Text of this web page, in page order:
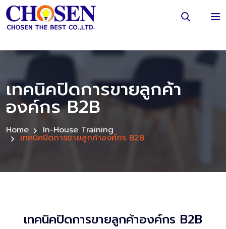
เทคนิคปิดการขายลูกค้า
องค์กร B2B
Home In-House Training
เทคนิคปิดการขายลูกค้าองค์กร B2B
เทคนิคปิดการขายลูกค้าองค์กร B2B